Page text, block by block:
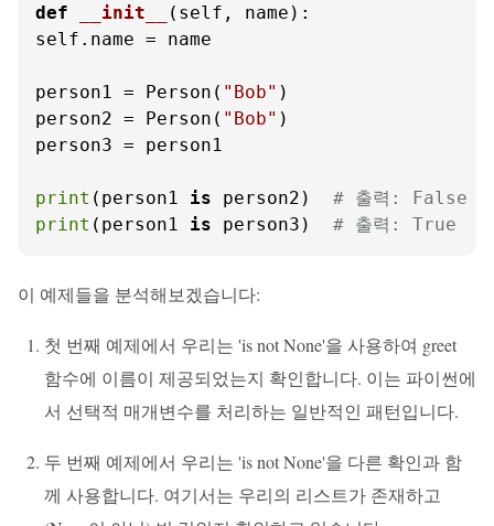
def
__init__ ( self, name ):
self.name = name
person1 = Person( "Bob" )
person2 = Person( "Bob" )
person3 = person1
print (person1 is person2) # 출력: False
print (person1 is person3) # 출력: True
이 예제들을 분석해보겠습니다:
첫 번째 예제에서 우리는 'is not None'을 사용하여 greet
함수에 이름이 제공되었는지 확인합니다. 이는 파이썬에
서 선택적 매개변수를 처리하는 일반적인 패턴입니다.
두 번째 예제에서 우리는 'is not None'을 다른 확인과 함
께 사용합니다. 여기서는 우리의 리스트가 존재하고